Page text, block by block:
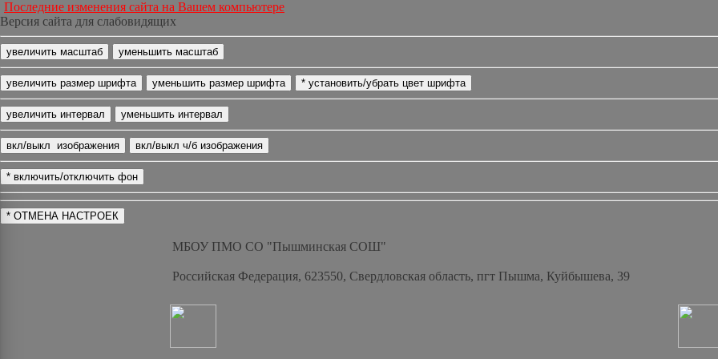
Последние изменения сайта на Вашем компьютере
Версия сайта для слабовидящих
МБОУ ПМО СО "Пышминская СОШ"
Российская Федерация, 623550, Свердловская область, пгт Пышма, Куйбышева, 39